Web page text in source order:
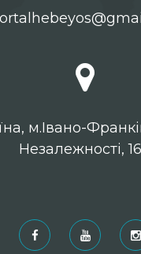
м.Івано-
Незалежності,